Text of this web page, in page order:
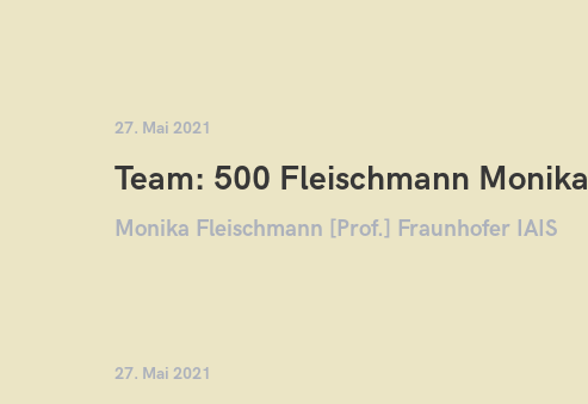
27. Mai 2021
Team: 500 Fleischmann Monika
Monika Fleischmann [Prof.] Fraunhofer IAIS
27. Mai 2021